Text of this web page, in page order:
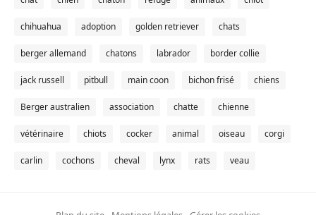
chihuahua adoption golden retriever chats
berger allemand chatons labrador border collie
jack russell pitbull main coon bichon frisé chiens
Berger australien association chatte chienne
vétérinaire chiots cocker animal oiseau corgi
carlin cochons cheval lynx rats veau